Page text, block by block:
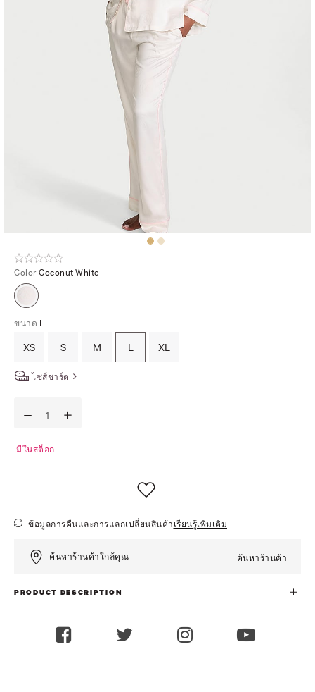
Color Coconut White
ขนาด L
XS S M L XL
ไซส์ชาร์ต
มีในสต็อก
ข้อมูลการคืนและการแลกเปลี่ยนสินค้า เรียนรู้เพิ่มเติม
ค้นหาร้านค้าใกล้คุณ ค้นหาร้านค้า
PRODUCT DESCRIPTION